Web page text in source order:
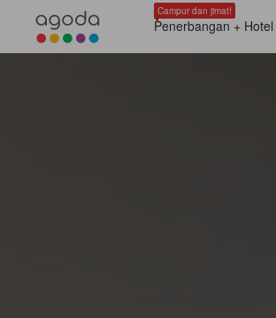
Campur dan jimat!
Penerbangan + Hotel